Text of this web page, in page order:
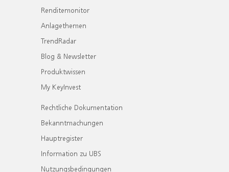
Renditemonitor
Anlagethemen
TrendRadar
Blog & Newsletter
Produktwissen
My KeyInvest
Rechtliche Dokumentation
Bekanntmachungen
Hauptregister
Information zu UBS
Nutzungsbedingungen